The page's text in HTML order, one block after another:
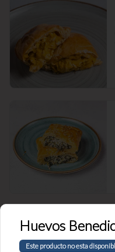
Huevos
Este producto no esta